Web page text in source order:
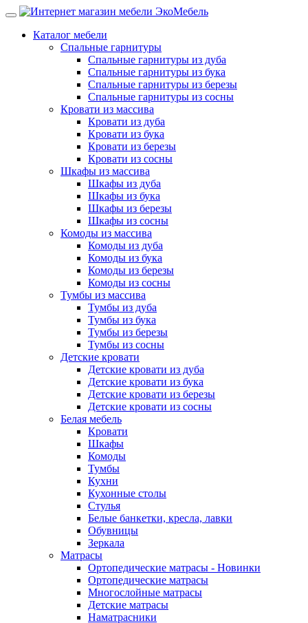
Каталог мебели
Спальные гарнитуры
Спальные гарнитуры из дуба
Спальные гарнитуры из бука
Спальные гарнитуры из березы
Спальные гарнитуры из сосны
Кровати из массива
Кровати из дуба
Кровати из бука
Кровати из березы
Кровати из сосны
Шкафы из массива
Шкафы из дуба
Шкафы из бука
Шкафы из березы
Шкафы из сосны
Комоды из массива
Комоды из дуба
Комоды из бука
Комоды из березы
Комоды из сосны
Тумбы из массива
Тумбы из дуба
Тумбы из бука
Тумбы из березы
Тумбы из сосны
Детские кровати
Детские кровати из дуба
Детские кровати из бука
Детские кровати из березы
Детские кровати из сосны
Белая мебель
Кровати
Шкафы
Комоды
Тумбы
Кухни
Кухонные столы
Стулья
Белые банкетки, кресла, лавки
Обувницы
Зеркала
Матрасы
Ортопедические матрасы - Новинки
Ортопедические матрасы
Многослойные матрасы
Детские матрасы
Наматрасники